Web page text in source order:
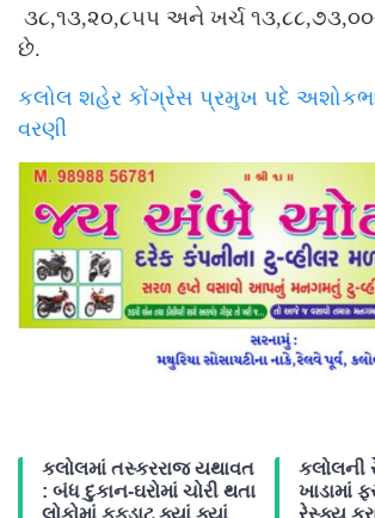
૩૮,૧૩,૨૦,૮૫૫ અને ખર્ચ
છે.
કલોલ શહેર કોંગ્રેસ પ્રમુખ પદે
વરણી
કલોલમાં તસ્કરરાજ યથાવત
: બંધ દુકાન-ઘરોમાં ચોરી થતા
કલોલની
ખાડામાં